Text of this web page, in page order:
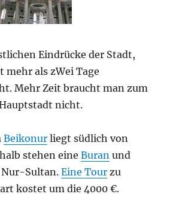
Eindrücke der Stadt,
mehr als zWei Tage
Mehr Zeit braucht man zum
nicht.
Beikonur liegt südlich von
stehen eineBuran und
Sultan.Eine Tour zu
kostet um die 4000 €.